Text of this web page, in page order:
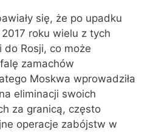
się, że po upadku
roku wielu z tych
Rosji, co może
zamachów
Moskwa wprowadziła
eliminacji swoich
za granicą, często
operacje zabójstw w